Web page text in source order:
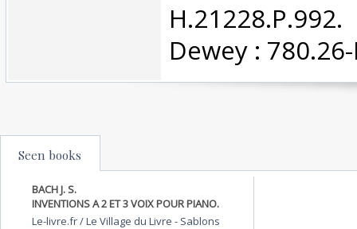
Dewey :
Seen books
BACH J. S.
INVENTIONS A 2 ET 3 VOIX POUR PIANO.
Le-livre.fr / Le Village du Livre - Sablons